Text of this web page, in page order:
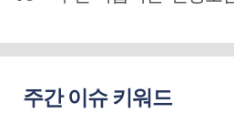
주간 이슈 키워드